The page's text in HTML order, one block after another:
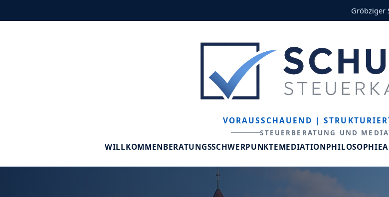
Gröbziger
VORAUSSCHAUEND |
STEUERBERATUNG UND
WILLKOMMENBERATUNGSSCHWERPUNKTEMEDIATIONPHILOSOPHIE